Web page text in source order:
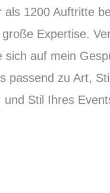
als 1200 Auftritte
große Expertise.
sich auf mein
passend zu Art,
und Stil Ihres